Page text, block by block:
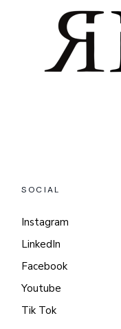
SOCIAL
Instagram
LinkedIn
Facebook
Youtube
Tik Tok